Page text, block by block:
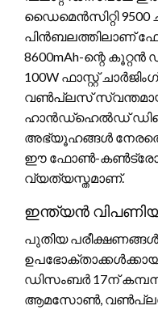
ഡൈമെൻസിറ്റി 9500
പിൻബലത്തിലാണ്
8600mAh-ന്റെ
100W ഫാസ്റ്റ്
വൺപ്ലസ്
ഹാൻഡ്‌ഹെൽഡ്
അഭ്യൂഹങ്ങൾ
ഈ ഫോൺ-കൺട്രോളർ
വ്യത്യസ്തമാണ്.
ഇന്ത്യൻ
പുതിയ
ഡിസംബർ 17ന്
ആമസോൺ,